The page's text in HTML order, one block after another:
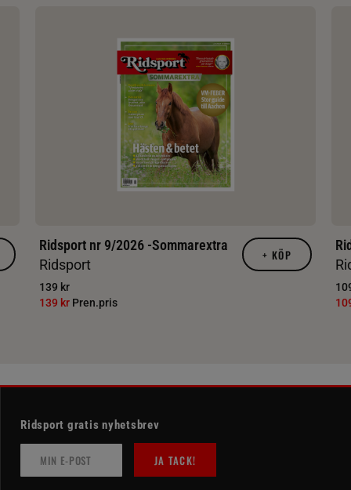
Ridsport nr 9/2026 -Sommarextra
Ridsport
139 kr
139 kr Pren.pris
+ KÖP
Ridsport gratis nyhetsbrev
JA TACK!